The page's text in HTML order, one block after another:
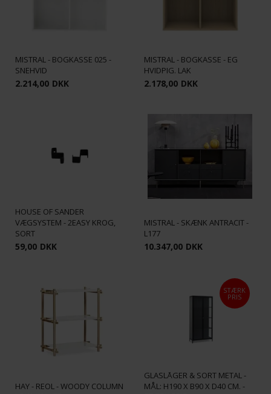
MISTRAL - BOGKASSE 025 -
SNEHVID
2.214,00 DKK
MISTRAL - BOGKASSE - EG
HVIDPIG. LAK
2.178,00 DKK
HOUSE OF SANDER
VÆGSYSTEM - 2EASY KROG,
SORT
59,00 DKK
MISTRAL - SKÆNK ANTRACIT -
L177
10.347,00 DKK
HAY - REOL - WOODY COLUMN
STÆRK
PRIS
GLASLÅGER & SORT METAL -
MÅL: H190 X B90 X D40 CM. -